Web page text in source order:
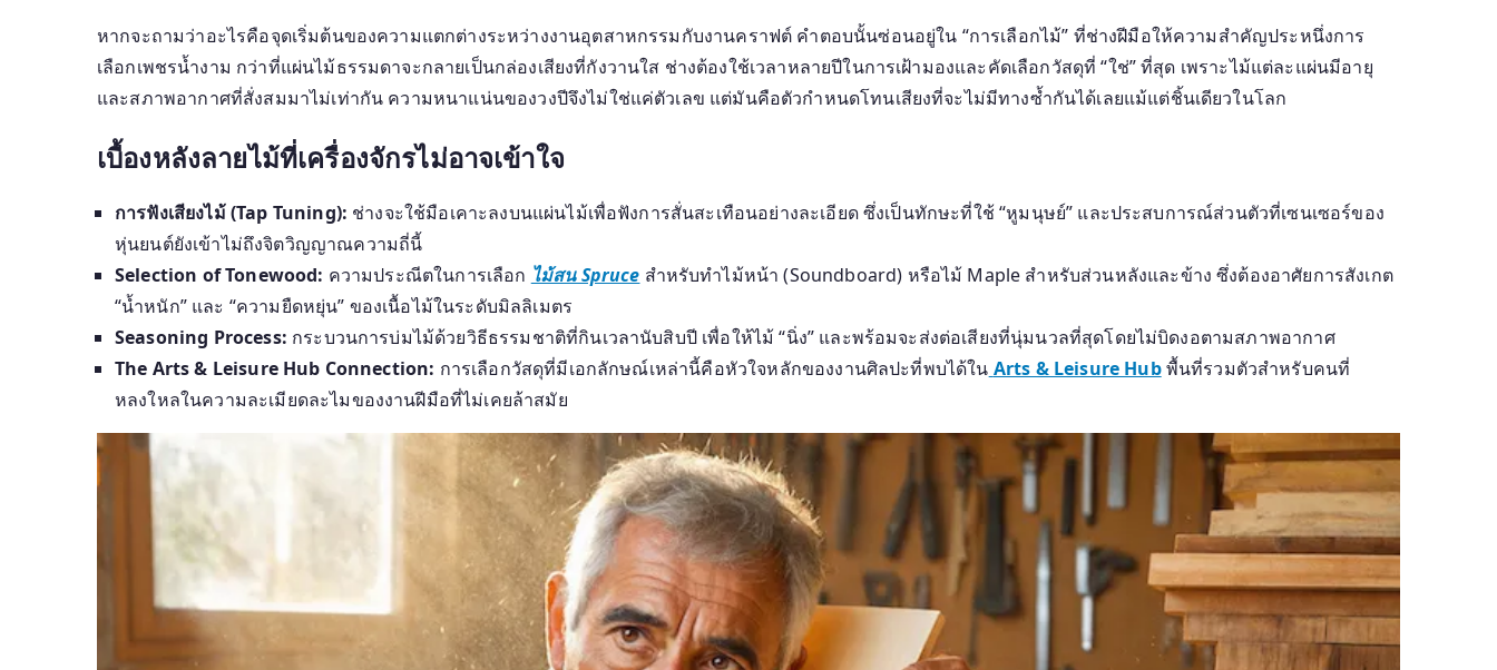
ทำ
ถึง
มี
เครื่องจักร
แบบ
ได้?
หากจะถามว่าอะไรคือจุดเริ่มต้นของความแตกต่างระหว่างงานอุตสาหกรรมกับงานคราฟต์ คำตอบนั้นซ่อนอยู่ใน “การเลือกไม้” ที่ช่างฝีมือให้ความสำคัญประหนึ่งการ
เลือกเพชรน้ำงาม กว่าที่แผ่นไม้ธรรมดาจะกลายเป็นกล่องเสียงที่กังวานใส ช่างต้องใช้เวลาหลายปีในการเฝ้ามองและคัดเลือกวัสดุที่ “ใช่” ที่สุด เพราะไม้แต่ละแผ่นมีอายุ
และสภาพอากาศที่สั่งสมมาไม่เท่ากัน ความหนาแน่นของวงปีจึงไม่ใช่แค่ตัวเลข แต่มันคือตัวกำหนดโทนเสียงที่จะไม่มีทางซ้ำกันได้เลยแม้แต่ชิ้นเดียวในโลก
เบื้องหลังลายไม้ที่เครื่องจักรไม่อาจเข้าใจ
การฟังเสียงไม้ (Tap Tuning): ช่างจะใช้มือเคาะลงบนแผ่นไม้เพื่อฟังการสั่นสะเทือนอย่างละเอียด ซึ่งเป็นทักษะที่ใช้ “หูมนุษย์” และประสบการณ์ส่วนตัวที่เซนเซอร์ของ
หุ่นยนต์ยังเข้าไม่ถึงจิตวิญญาณความถี่นี้
Selection of Tonewood: ความประณีตในการเลือก ไม้สน Spruce สำหรับทำไม้หน้า (Soundboard) หรือไม้ Maple สำหรับส่วนหลังและข้าง ซึ่งต้องอาศัยการสังเกต
“น้ำหนัก” และ “ความยืดหยุ่น” ของเนื้อไม้ในระดับมิลลิเมตร
Seasoning Process: กระบวนการบ่มไม้ด้วยวิธีธรรมชาติที่กินเวลานับสิบปี เพื่อให้ไม้ “นิ่ง” และพร้อมจะส่งต่อเสียงที่นุ่มนวลที่สุดโดยไม่บิดงอตามสภาพอากาศ
The Arts & Leisure Hub Connection: การเลือกวัสดุที่มีเอกลักษณ์เหล่านี้คือหัวใจหลักของงานศิลปะที่พบได้ใน Arts & Leisure Hubพื้นที่รวมตัวสำหรับคนที่
หลงใหลในความละเมียดละไมของงานฝีมือที่ไม่เคยล้าสมัย